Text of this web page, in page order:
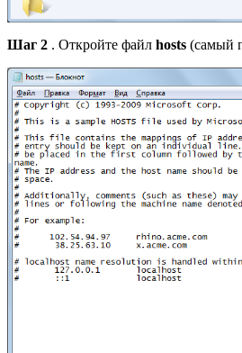
Шаг 2 . Откройте файл hosts (самый